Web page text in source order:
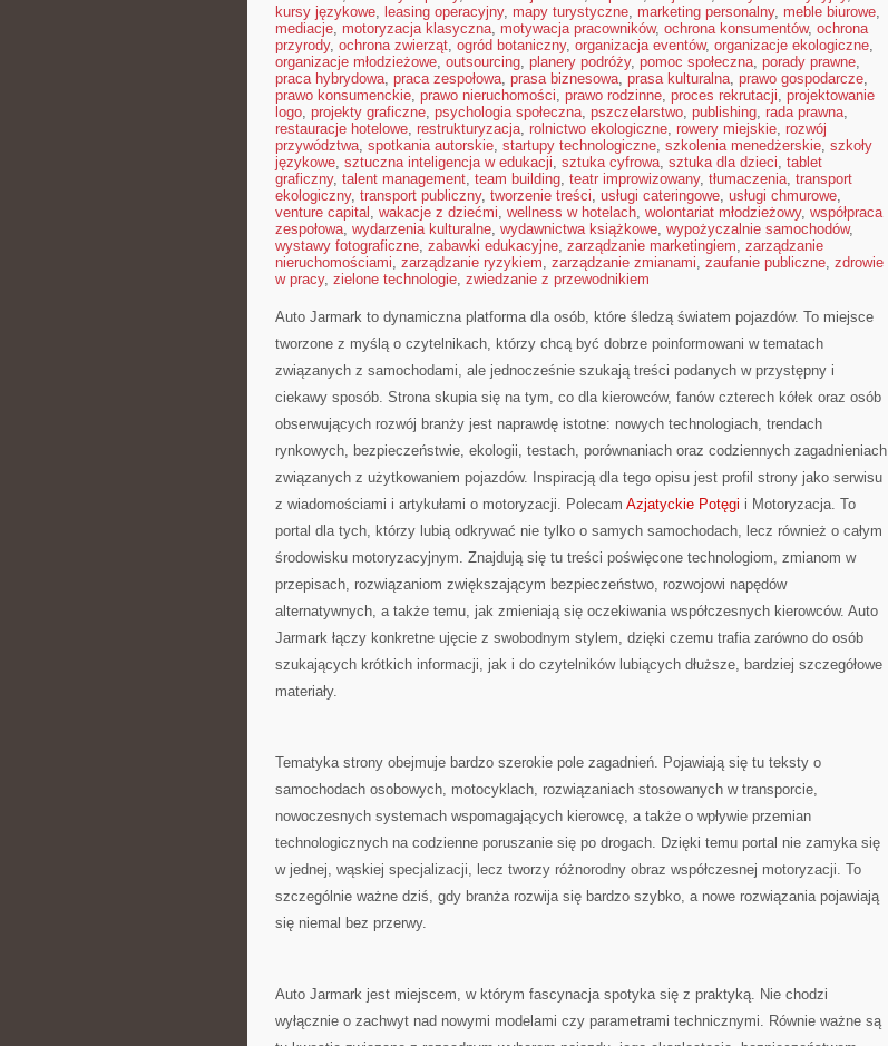
kursy językowe, leasing operacyjny, mapy turystyczne, marketing personalny, meble biurowe,
mediacje, motoryzacja klasyczna, motywacja pracowników, ochrona konsumentów, ochrona
przyrody, ochrona zwierząt, ogród botaniczny, organizacja eventów, organizacje ekologiczne,
organizacje młodzieżowe, outsourcing, planery podróży, pomoc społeczna, porady prawne,
praca hybrydowa, praca zespołowa, prasa biznesowa, prasa kulturalna, prawo gospodarcze,
prawo konsumenckie, prawo nieruchomości, prawo rodzinne, proces rekrutacji, projektowanie
logo, projekty graficzne, psychologia społeczna, pszczelarstwo, publishing, rada prawna,
restauracje hotelowe, restrukturyzacja, rolnictwo ekologiczne, rowery miejskie, rozwój
przywództwa, spotkania autorskie, startupy technologiczne, szkolenia menedżerskie, szkoły
językowe, sztuczna inteligencja w edukacji, sztuka cyfrowa, sztuka dla dzieci, tablet
graficzny, talent management, team building, teatr improwizowany, tłumaczenia, transport
ekologiczny, transport publiczny, tworzenie treści, usługi cateringowe, usługi chmurowe,
venture capital , wakacje z dziećmi, wellness w hotelach, wolontariat młodzieżowy, współpraca
zespołowa, wydarzenia kulturalne, wydawnictwa książkowe, wypożyczalnie samochodów,
wystawy fotograficzne, zabawki edukacyjne, zarządzanie marketingiem, zarządzanie
nieruchomościami, zarządzanie ryzykiem, zarządzanie zmianami, zaufanie publiczne, zdrowie
w pracy, zielone technologie, zwiedzanie z przewodnikiem
Auto Jarmark to dynamiczna platforma dla osób, które śledzą światem pojazdów. To miejsce
tworzone z myślą o czytelnikach, którzy chcą być dobrze poinformowani w tematach
związanych z samochodami, ale jednocześnie szukają treści podanych w przystępny i
ciekawy sposób. Strona skupia się na tym, co dla kierowców, fanów czterech kółek oraz osób
obserwujących rozwój branży jest naprawdę istotne: nowych technologiach, trendach
rynkowych, bezpieczeństwie, ekologii, testach, porównaniach oraz codziennych zagadnieniach
związanych z użytkowaniem pojazdów. Inspiracją dla tego opisu jest profil strony jako serwisu
z wiadomościami i artykułami o motoryzacji. Polecam Azjatyckie Potęgi i Motoryzacja. To
portal dla tych, którzy lubią odkrywać nie tylko o samych samochodach, lecz również o całym
środowisku motoryzacyjnym. Znajdują się tu treści poświęcone technologiom, zmianom w
przepisach, rozwiązaniom zwiększającym bezpieczeństwo, rozwojowi napędów
alternatywnych, a także temu, jak zmieniają się oczekiwania współczesnych kierowców. Auto
Jarmark łączy konkretne ujęcie z swobodnym stylem, dzięki czemu trafia zarówno do osób
szukających krótkich informacji, jak i do czytelników lubiących dłuższe, bardziej szczegółowe
materiały.
Tematyka strony obejmuje bardzo szerokie pole zagadnień. Pojawiają się tu teksty o
samochodach osobowych, motocyklach, rozwiązaniach stosowanych w transporcie,
nowoczesnych systemach wspomagających kierowcę, a także o wpływie przemian
technologicznych na codzienne poruszanie się po drogach. Dzięki temu portal nie zamyka się
w jednej, wąskiej specjalizacji, lecz tworzy różnorodny obraz współczesnej motoryzacji. To
szczególnie ważne dziś, gdy branża rozwija się bardzo szybko, a nowe rozwiązania pojawiają
się niemal bez przerwy.
Auto Jarmark jest miejscem, w którym fascynacja spotyka się z praktyką. Nie chodzi
wyłącznie o zachwyt nad nowymi modelami czy parametrami technicznymi. Równie ważne są